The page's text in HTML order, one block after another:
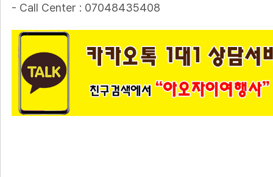
- Call Center : 07048435408